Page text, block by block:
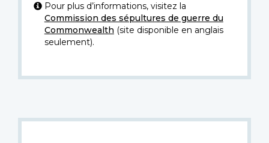
Pour plus d’informations, visitez la
Commission des sépultures de guerre du
Commonwealth (site disponible en anglais
seulement).